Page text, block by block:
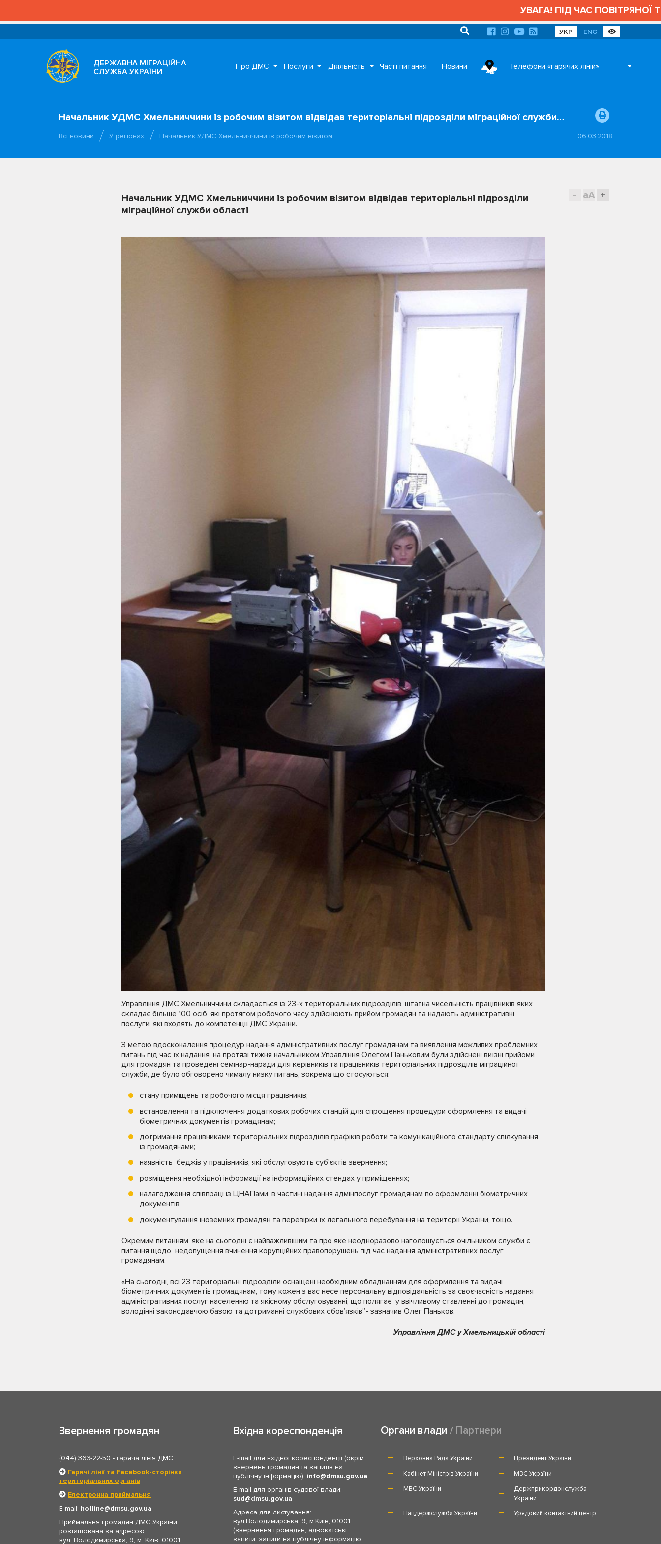
УВАГА! ПІД ЧАС ПОВІТРЯНОЇ
УКР ENG
ДЕРЖАВНА МІГРАЦІЙНА
СЛУЖБА УКРАЇНИ
Про ДМС Послуги Діяльність Часті питання Новини Телефони «гарячих ліній»
Начальник УДМС Хмельниччини із робочим візитом відвідав територіальні підрозділи міграційної служби…
Всі новини У регіонах Начальник УДМС Хмельниччини із робочим візитом… 06.03.2018
- aA +
Начальник УДМС Хмельниччини із робочим візитом відвідав територіальні підрозділи
міграційної служби області
Управління ДМС Хмельниччини складається із 23-х територіальних підрозділів, штатна чисельність працівників яких
складає більше 100 осіб, які протягом робочого часу здійснюють прийом громадян та надають адміністративні
послуги, які входять до компетенції ДМС України.
З метою вдосконалення процедур надання адміністративних послуг громадянам та виявлення можливих проблемних
питань під час їх надання, на протязі тижня начальником Управління Олегом Паньковим були здійснені виїзні прийоми
для громадян та проведені семінар-наради для керівників та працівників територіальних підрозділів міграційної
служби, де було обговорено чималу низку питань, зокрема що стосуються:
стану приміщень та робочого місця працівників;
встановлення та підключення додаткових робочих станцій для спрощення процедури оформлення та видачі
біометричних документів громадянам;
дотримання працівниками територіальних підрозділів графіків роботи та комунікаційного стандарту спілкування
із громадянами;
наявність беджів у працівників, які обслуговують суб’єктів звернення;
розміщення необхідної інформації на інформаційних стендах у приміщеннях;
налагодження співпраці із ЦНАПами, в частині надання адмінпослуг громадянам по оформленні біометричних
документів;
документування іноземних громадян та перевірки їх легального перебування на території України, тощо.
Окремим питанням, яке на сьогодні є найважливішим та про яке неодноразово наголошується очільником служби є
питання щодо недопущення вчинення корупційних правопорушень під час надання адміністративних послуг
громадянам.
«На сьогодні, всі 23 територіальні підрозділи оснащені необхідним обладнанням для оформлення та видачі
біометричних документів громадянам, тому кожен з вас несе персональну відповідальність за своєчасність надання
адміністративних послуг населенню та якісному обслуговуванні, що полягає у ввічливому ставленні до громадян,
володінні законодавчою базою та дотриманні службових обов’язків”- зазначив Олег Паньков.
Управління ДМС у Хмельницькій області
Звернення громадян
(044) 363-22-50 - гаряча лінія ДМС
Гарячі лінії та Facebook-сторінки
територіальних органів
Електронна приймальня
E-mail: hotline
dmsu.gov.ua
Приймальня громадян ДМС України
розташована за адресою:
вул. Володимирська, 9, м. Київ, 01001
Вхідна кореспонденція
E-mail для вхідної кореспонденції (окрім
звернень громадян та запитів на
публічну інформацію): info
dmsu.gov.ua
E-mail для органів судової влади:
sud
dmsu.gov.ua
Адреса для листування:
вул.Володимирська, 9, м.Київ, 01001
(звернення громадян, адвокатські
запити, запити на публічну інформацію
Органи влади Партнери
Верховна Рада України
Президент України
Кабінет Міністрів України
МЗС України
МВС України
Держприкордонслужба
України
Нацдержслужба України
Урядовий контактний центр